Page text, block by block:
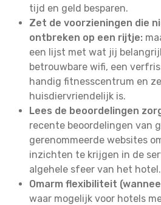
tijd en geld besparen.
Zet de voorzieningen die
ontbreken op een rijtje:
een lijst met wat jij
betrouwbare wifi, een
handig fitnesscentrum en
huisdiervriendelijk is.
Lees de beoordelingen
recente beoordelingen van
gerenommeerde websites
inzichten te krijgen in de
algehele sfeer van het hotel.
Omarm flexibiliteit
waar mogelijk voor hotels